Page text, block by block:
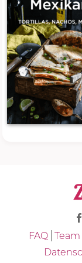
FAQ Team